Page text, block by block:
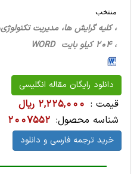
منتخب
، 204 کیلو بایت WORD
دانلود رایگان مقاله انگلیسی
قیمت : 2,225,000 ریال
شناسه محصول: 2007552
خرید ترجمه فارسی و دانلود